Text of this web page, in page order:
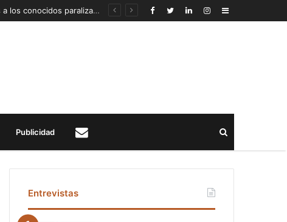
Detección de un fenómeno sísmico emergente en profundidad con riesgos diferentes a los conocidos paraliza Andes Norte Sidebar
Publicidad
Entrevistas